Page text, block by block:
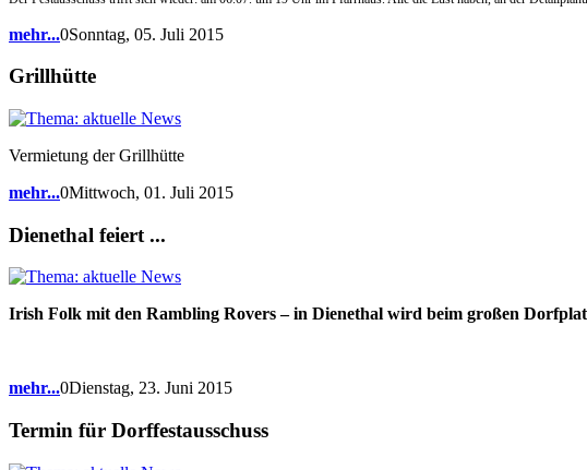
mehr...0Sonntag, 05. Juli 2015
Grillhütte
Vermietung der Grillhütte
mehr...0Mittwoch, 01. Juli 2015
Dienethal feiert ...
Irish Folk mit den Rambling Rovers – in Dienethal wird beim großen
mehr...0Dienstag, 23. Juni 2015
Termin für Dorffestausschuss